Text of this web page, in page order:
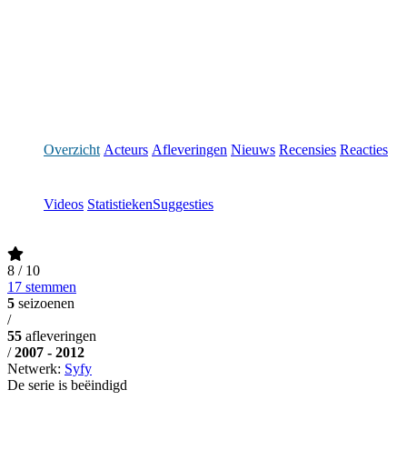
Overzicht Acteurs Afleveringen Nieuws Recensies Reacties
Videos StatistiekenSuggesties
8 / 10
17 stemmen
5 seizoenen
/
55 afleveringen
/ 2007 - 2012
Netwerk: Syfy
De serie is beëindigd